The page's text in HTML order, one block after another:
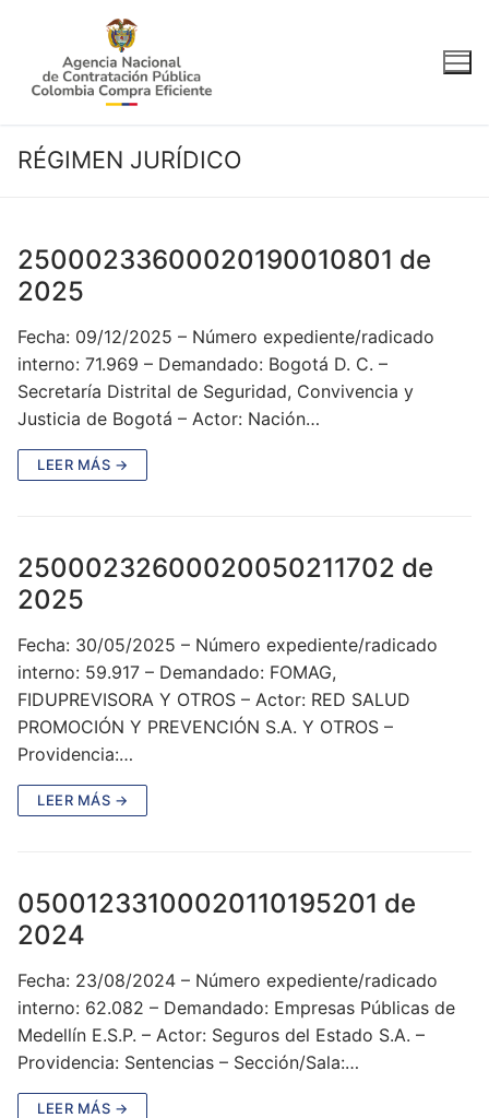
contenido
RÉGIMEN JURÍDICO
25000233600020190010801 de
2025
Fecha: 09/12/2025 – Número expediente/radicado
interno: 71.969 – Demandado: Bogotá D. C. –
Secretaría Distrital de Seguridad, Convivencia y
Justicia de Bogotá – Actor: Nación…
LEER MÁS →
25000232600020050211702 de
2025
Fecha: 30/05/2025 – Número expediente/radicado
interno: 59.917 – Demandado: FOMAG,
FIDUPREVISORA Y OTROS – Actor: RED SALUD
PROMOCIÓN Y PREVENCIÓN S.A. Y OTROS –
Providencia:…
LEER MÁS →
05001233100020110195201 de
2024
Fecha: 23/08/2024 – Número expediente/radicado
interno: 62.082 – Demandado: Empresas Públicas de
Medellín E.S.P. – Actor: Seguros del Estado S.A. –
Providencia: Sentencias – Sección/Sala:…
LEER MÁS →